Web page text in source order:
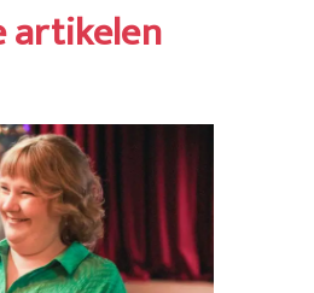
artikelen